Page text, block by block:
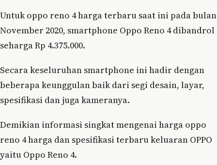
Untuk oppo reno 4 harga terbaru saat ini pada bulan
November 2020, smartphone Oppo Reno 4 dibandrol
seharga Rp 4.375.000.
Secara keseluruhan smartphone ini hadir dengan
beberapa keunggulan baik dari segi desain, layar,
spesifikasi dan juga kameranya.
Demikian informasi singkat mengenai harga oppo
reno 4 harga dan spesifikasi terbaru keluaran OPPO
yaitu Oppo Reno 4.